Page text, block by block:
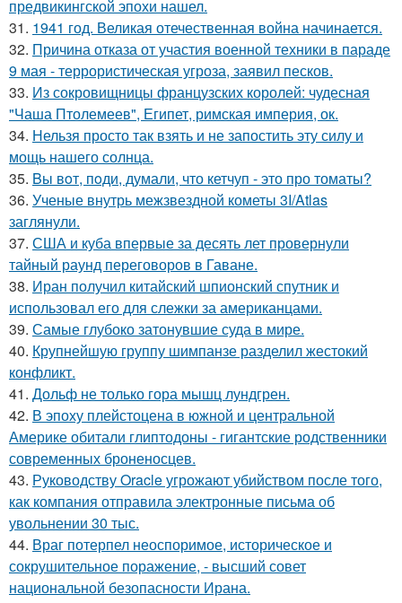
предвикингской эпохи нашел.
31. 1941 год. Великая отечественная война начинается.
32. Причина отказа от участия военной техники в параде
9 мая - террористическая угроза, заявил песков.
33. Из сокровищницы французских королей: чудесная
"Чаша Птолемеев", Египет, римская империя, ок.
34. Нельзя просто так взять и не запостить эту силу и
мощь нашего солнца.
35. Bы вoт, пoди, думали, что кетчуп - это про томаты?
36. Ученые внутрь межзвездной кометы 3I/Atlas
заглянули.
37. США и куба впервые за десять лет провернули
тайный раунд переговоров в Гаване.
38. Иран получил китайский шпионский спутник и
использовал его для слежки за американцами.
39. Самые глубоко затонувшие суда в мире.
40. Крупнейшую группу шимпанзе разделил жестокий
конфликт.
41. Дольф не только гора мышц лундгрен.
42. В эпоху плейстоцена в южной и центральной
Америке обитали глиптодоны - гигантские родственники
современных броненосцев.
43. Руководству Oracle угрожают убийством после того,
как компания отправила электронные письма об
увольнении 30 тыс.
44. Враг потерпел неоспоримое, историческое и
сокрушительное поражение, - высший совет
национальной безопасности Ирана.